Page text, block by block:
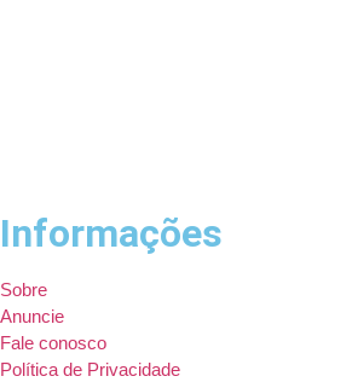
Informações
Sobre
Anuncie
Fale conosco
Política de Privacidade